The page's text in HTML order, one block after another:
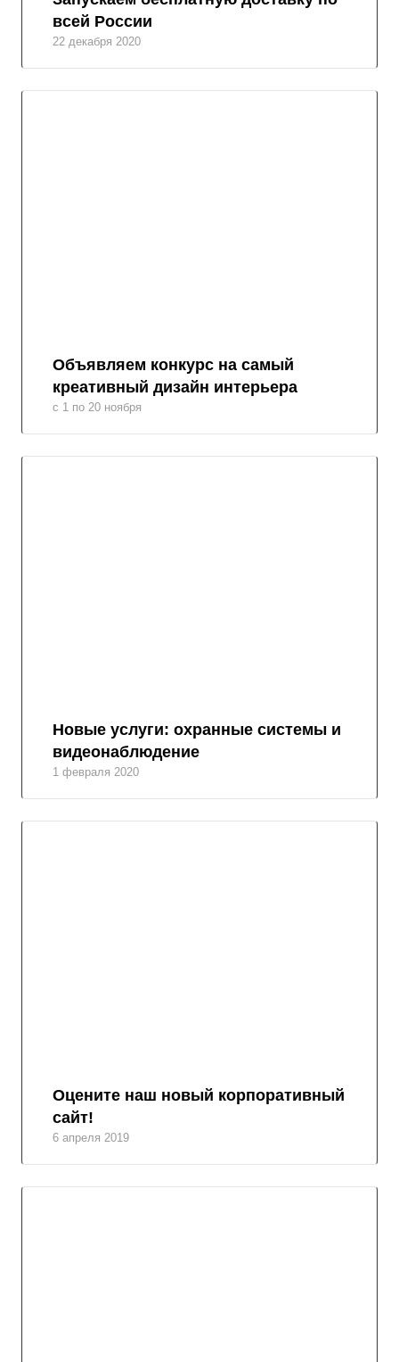
всей России
22 декабря 2020
Объявляем конкурс на самый
креативный дизайн интерьера
с 1 по 20 ноября
Новые услуги: охранные системы и
видеонаблюдение
1 февраля 2020
Оцените наш новый корпоративный
сайт!
6 апреля 2019